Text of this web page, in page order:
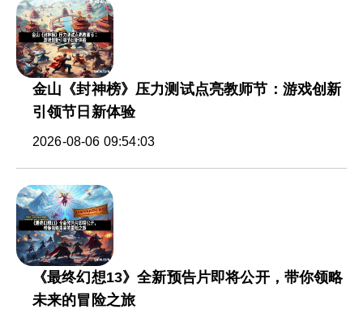
金山《封神榜》压力测试点亮教师节：游戏创新
引领节日新体验
2026-08-06 09:54:03
《最终幻想13》全新预告片即将公开，带你领略
未来的冒险之旅